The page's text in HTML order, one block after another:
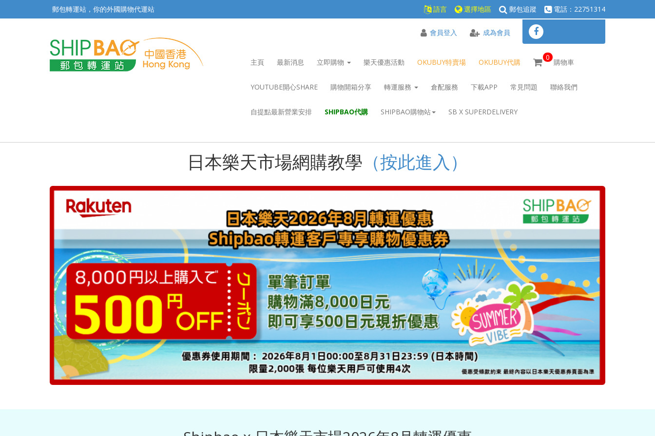
郵包轉運站，你的外國購物代運站 語言 選擇地區 郵包追蹤 電話：22751314
主頁 最新消息 立即購物 樂天優惠活動 OKUBUY特賣場 OKUBUY代購
0
購物車
YOUTUBE開心SHARE 購物開箱分享 轉運服務 倉配服務 下載APP 常見問題 聯絡我們
自提點最新營業安排 SHIPBAO代購 SHIPBAO購物站 SB X SUPERDELIVERY
會員登入 成為會員
日本樂天市場網購教學 （按此進入）